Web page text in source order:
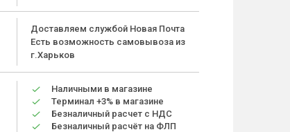
Доставляем службой Новая Почта
Есть возможность самовывоза из
г.Харьков
Наличными в магазине
Терминал +3% в магазине
Безналичный расчет с НДС
Безналичный расчёт на ФЛП